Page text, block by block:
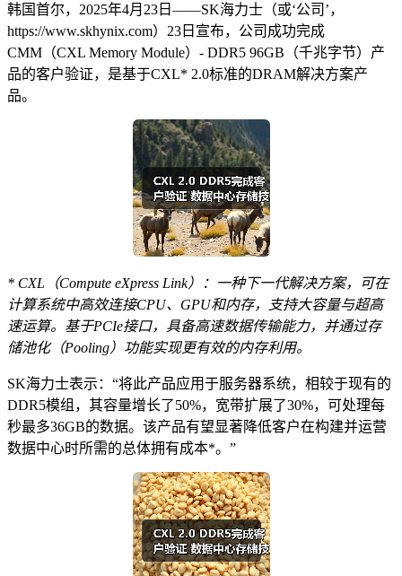
韩国首尔，2025年4月23日——SK海力士（或‘公司’，
https://www.skhynix.com）23日宣布，公司成功完成
CMM（CXL Memory Module）- DDR5 96GB（千兆字节）产
品的客户验证，是基于CXL* 2.0标准的DRAM解决方案产
品。
* CXL（Compute eXpress Link）：一种下一代解决方案，可在
计算系统中高效连接CPU、GPU和内存，支持大容量与超高
速运算。基于PCIe接口，具备高速数据传输能力，并通过存
储池化（Pooling）功能实现更有效的内存利用。
SK海力士表示：“将此产品应用于服务器系统，相较于现有的
DDR5模组，其容量增长了50%，宽带扩展了30%，可处理每
秒最多36GB的数据。该产品有望显著降低客户在构建并运营
数据中心时所需的总体拥有成本*。”